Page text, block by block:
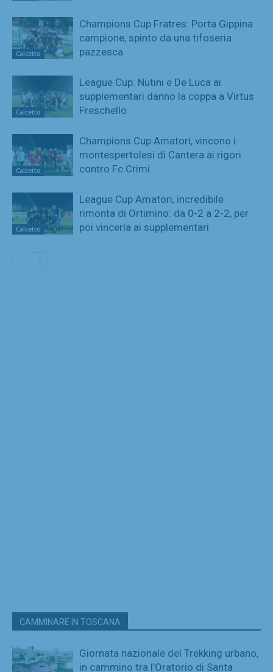
Calcetto
Champions Cup Fratres: Porta Gippina
campione, spinto da una tifoseria
pazzesca
Calcetto
League Cup: Nutini e De Luca ai
supplementari danno la coppa a Virtus
Freschello
Calcetto
Champions Cup Amatori, vincono i
montespertolesi di Cantera ai rigori
contro Fc Crimi
Calcetto
League Cup Amatori, incredibile
rimonta di Ortimino: da 0-2 a 2-2, per
poi vincerla ai supplementari
CAMMINARE IN TOSCANA
Giornata nazionale del Trekking urbano,
in cammino tra l’Oratorio di Santa